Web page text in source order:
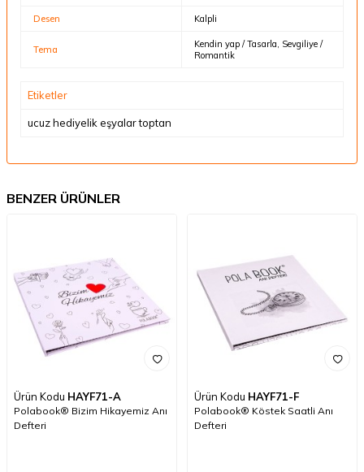
Desen Kalpli
Tema
Kendin yap / Tasarla, Sevgiliye /
Romantik
Etiketler
ucuz hediyelik eşyalar toptan
BENZER ÜRÜNLER
Ürün Kodu HAYF71-A
Polabook® Bizim Hikayemiz Anı
Defteri
Ürün Kodu HAYF71-F
Polabook® Köstek Saatli Anı
Defteri